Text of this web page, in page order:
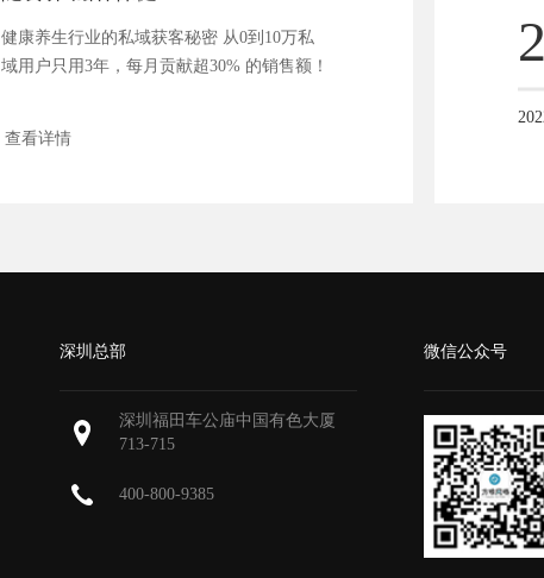
健康养生行业的私域获客秘密 从0到10万私
域用户只用3年，每月贡献超30% 的销售额！
查看详情
深圳总部
深圳福田车公庙中国有色大厦
713-715
400-800-9385
微信公众号